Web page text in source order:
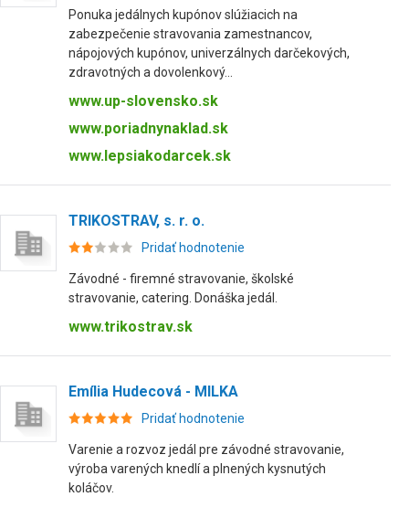
Ponuka jedálnych kupónov slúžiacich na
zabezpečenie stravovania zamestnancov,
nápojových kupónov, univerzálnych darčekových,
zdravotných a dovolenkový...
www.up-slovensko.sk
www.poriadnynaklad.sk
www.lepsiakodarcek.sk
TRIKOSTRAV, s. r. o.
Pridať hodnotenie
Závodné - firemné stravovanie, školské
stravovanie, catering. Donáška jedál.
www.trikostrav.sk
Emília Hudecová - MILKA
Pridať hodnotenie
Varenie a rozvoz jedál pre závodné stravovanie,
výroba varených knedlí a plnených kysnutých
koláčov.